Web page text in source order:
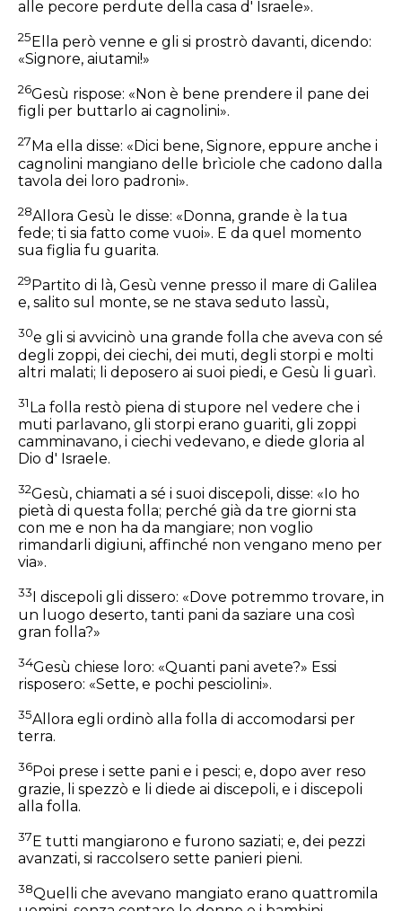
alle pecore perdute della casa d' Israele».
25Ella però venne e gli si prostrò davanti, dicendo:
«Signore, aiutami!»
26Gesù rispose: «Non è bene prendere il pane dei
figli per buttarlo ai cagnolini».
27 Ma ella disse: «Dici bene, Signore, eppure anche i
cagnolini mangiano delle brìciole che cadono dalla
tavola dei loro padroni».
28Allora Gesù le disse: «Donna, grande è la tua
fede; ti sia fatto come vuoi». E da quel momento
sua figlia fu guarita.
29 Partito di là, Gesù venne presso il mare di Galilea
e, salito sul monte, se ne stava seduto lassù,
30e gli si avvicinò una grande folla che aveva con sé
degli zoppi, dei ciechi, dei muti, degli storpi e molti
altri malati; li deposero ai suoi piedi, e Gesù li guarì.
31La folla restò piena di stupore nel vedere che i
muti parlavano, gli storpi erano guariti, gli zoppi
camminavano, i ciechi vedevano, e diede gloria al
Dio d' Israele.
32Gesù, chiamati a sé i suoi discepoli, disse: «Io ho
pietà di questa folla; perché già da tre giorni sta
con me e non ha da mangiare; non voglio
rimandarli digiuni, affinché non vengano meno per
via».
33
I discepoli gli dissero: «Dove potremmo trovare, in
un luogo deserto, tanti pani da saziare una così
gran folla?»
34Gesù chiese loro: «Quanti pani avete?» Essi
risposero: «Sette, e pochi pesciolini».
35Allora egli ordinò alla folla di accomodarsi per
terra.
36Poi prese i sette pani e i pesci; e, dopo aver reso
grazie, li spezzò e li diede ai discepoli, e i discepoli
alla folla.
37E tutti mangiarono e furono saziati; e, dei pezzi
avanzati, si raccolsero sette panieri pieni.
38Quelli che avevano mangiato erano quattromila